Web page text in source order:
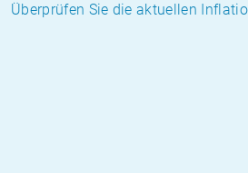
Überprüfen Sie die aktuellen